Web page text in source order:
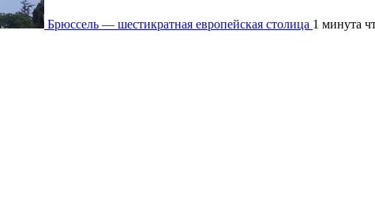
Брюссель — шестикратная европейская столица 1 минута